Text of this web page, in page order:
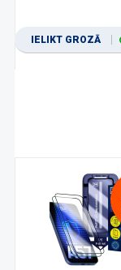
IELIKT GROZĀ